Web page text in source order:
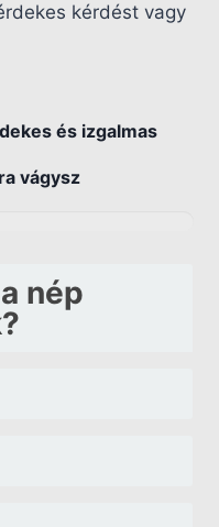
kérdést vagy
és izgalmas
vágysz
nép